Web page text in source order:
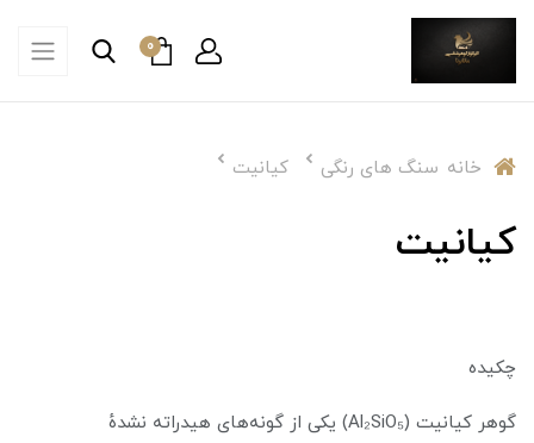
0
خانه سنگ های رنگی کیانیت
کیانیت
چکیده
گوهر کیانیت (Al₂SiO₅) یکی از گونه‌های هیدراته نشدهٔ